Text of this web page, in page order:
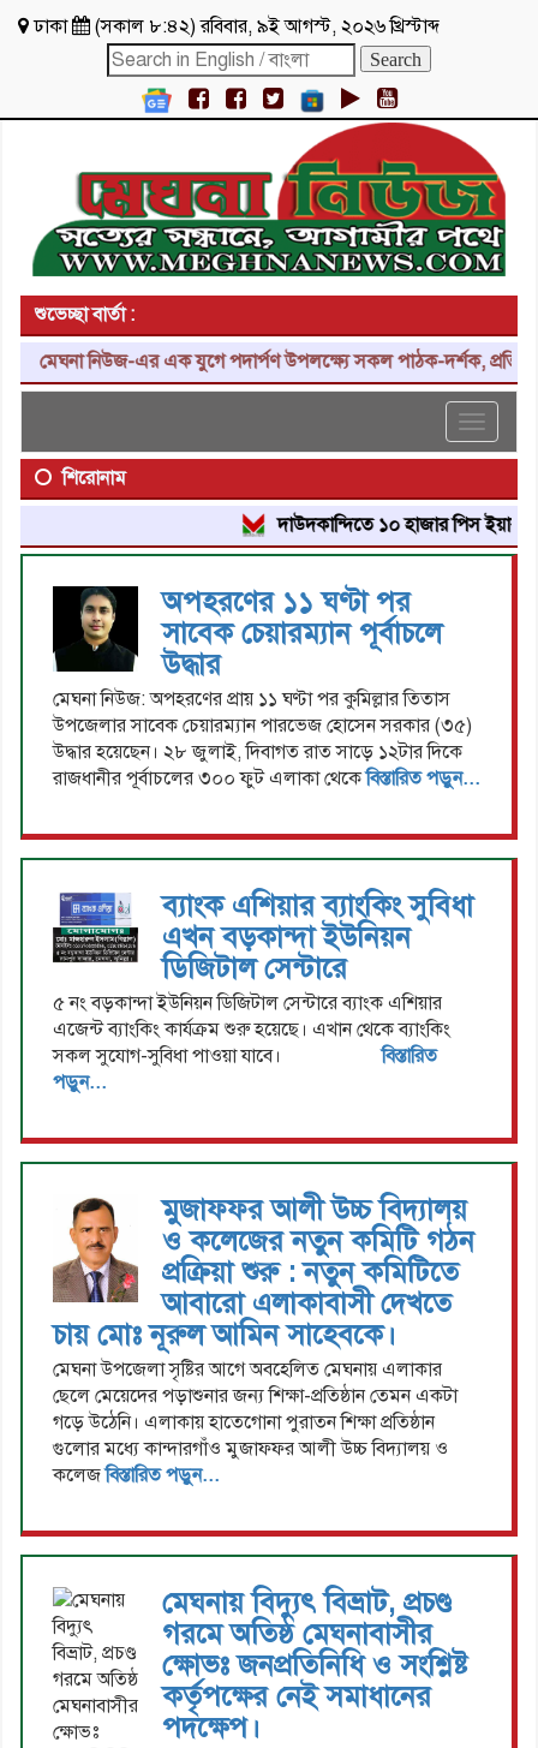
ঢাকা (সকাল ৮:৪২)রবিবার, ৯ই আগস্ট, ২০২৬ খ্রিস্টাব্দ
শুভেচ্ছা বার্তা :
মেঘনা নিউজ-এর এক যুগে পদার্পণ উপলক্ষ্যে সকল পাঠক-দর্শক,
Toggle
শিরোনাম
দাউদকান্দিতে ১০ হাজার পিস ইয়াবা
অপহরণের ১১ ঘণ্টা পর
সাবেক চেয়ারম্যান পূর্বাচলে
উদ্ধার
মেঘনা নিউজ: অপহরণের প্রায় ১১ ঘণ্টা পর কুমিল্লার তিতাস
উপজেলার সাবেক চেয়ারম্যান পারভেজ হোসেন সরকার (৩৫)
উদ্ধার হয়েছেন। ২৮ জুলাই, দিবাগত রাত সাড়ে ১২টার দিকে
রাজধানীর পূর্বাচলের ৩০০ ফুট এলাকা থেকেবিস্তারিত পড়ুন...
ব্যাংক এশিয়ার ব্যাংকিং সুবিধা
এখন বড়কান্দা ইউনিয়ন
ডিজিটাল সেন্টারে
৫ নং বড়কান্দা ইউনিয়ন ডিজিটাল সেন্টারে ব্যাংক এশিয়ার
এজেন্ট ব্যাংকিং কার্যক্রম শুরু হয়েছে। এখান থেকে ব্যাংকিং
সকল সুযোগ-সুবিধা পাওয়া যাবে।বিস্তারিত
পড়ুন...
মুজাফফর আলী উচ্চ বিদ্যালয়
ও কলেজের নতুন কমিটি গঠন
প্রক্রিয়া শুরু : নতুন কমিটিতে
আবারো এলাকাবাসী দেখতে
চায় মোঃ নূরুল আমিন সাহেবকে।
মেঘনা উপজেলা সৃষ্টির আগে অবহেলিত মেঘনায় এলাকার
ছেলে মেয়েদের পড়াশুনার জন্য শিক্ষা-প্রতিষ্ঠান তেমন একটা
গড়ে উঠেনি। এলাকায় হাতেগোনা পুরাতন শিক্ষা প্রতিষ্ঠান
গুলোর মধ্যে কান্দারগাঁও মুজাফফর আলী উচ্চ বিদ্যালয় ও
কলেজবিস্তারিত পড়ুন...
মেঘনায় বিদ্যুৎ বিভ্রাট, প্রচণ্ড
গরমে অতিষ্ঠ মেঘনাবাসীর
ক্ষোভঃ জনপ্রতিনিধি ও সংশ্লিষ্ট
কর্তৃপক্ষের নেই সমাধানের
পদক্ষেপ।